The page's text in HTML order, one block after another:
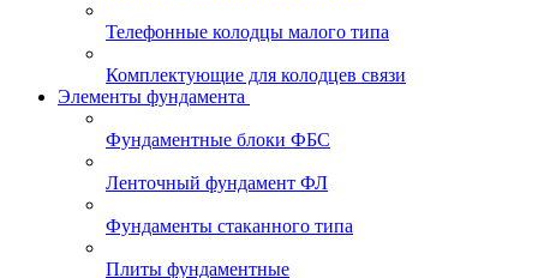
Телефонные колодцы малого типа
Комплектующие для колодцев связи
Элементы фундамента
Фундаментные блоки ФБС
Ленточный фундамент ФЛ
Фундаменты стаканного типа
Плиты фундаментные